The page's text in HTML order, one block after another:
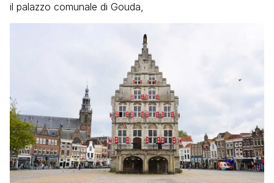
il palazzo comunale di Gouda,